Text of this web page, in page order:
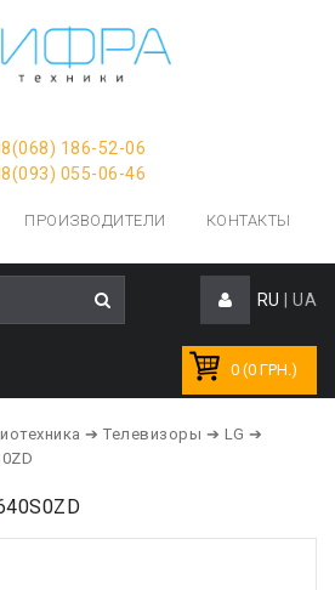
186-52-06
055-06-46
ПРОИЗВОДИТЕЛИ КОНТАКТЫ
RU UA
0 (0 ГРН.)
➔ Телевизоры ➔ LG ➔